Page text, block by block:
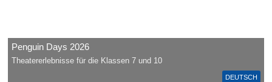
DEUTSCH
Penguin Days 2026
Theatererlebnisse für die Klassen 7 und 10